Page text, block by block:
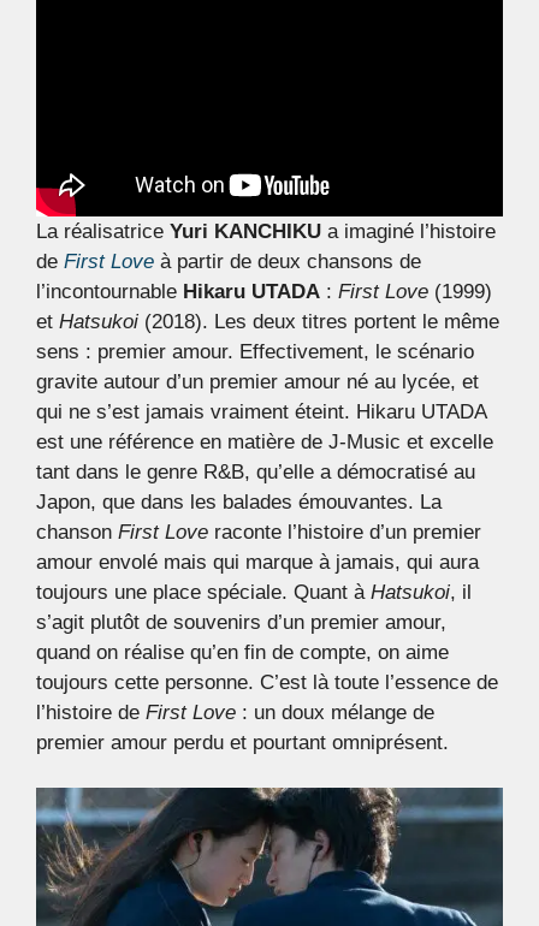
La réalisatrice Yuri KANCHIKU a imaginé l’histoire
de First Love à partir de deux chansons de
l’incontournable Hikaru UTADA : First Love (1999)
et Hatsukoi (2018). Les deux titres portent le même
sens : premier amour. Effectivement, le scénario
gravite autour d’un premier amour né au lycée, et
qui ne s’est jamais vraiment éteint. Hikaru UTADA
est une référence en matière de J-Music et excelle
tant dans le genre R&B, qu’elle a démocratisé au
Japon, que dans les balades émouvantes. La
chanson First Love raconte l’histoire d’un premier
amour envolé mais qui marque à jamais, qui aura
toujours une place spéciale. Quant à Hatsukoi, il
s’agit plutôt de souvenirs d’un premier amour,
quand on réalise qu’en fin de compte, on aime
toujours cette personne. C’est là toute l’essence de
l’histoire de First Love : un doux mélange de
premier amour perdu et pourtant omniprésent.